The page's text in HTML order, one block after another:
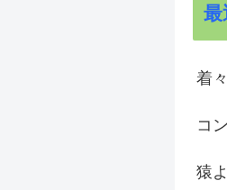
最
着
コ
猿